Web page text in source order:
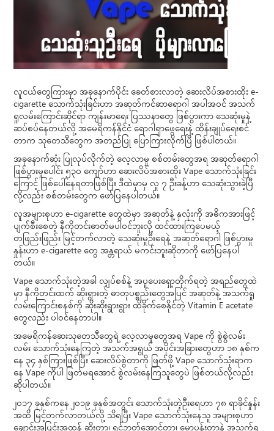
လူငယ်တွေကြားမှာ အခုနောက်ပိုင်း ခေတ်စားလာတဲ့ ဆေးလိပ်အစားထိုး e-
cigarette သောက်သုံးခြင်းဟာ အဆုတ်ကင်ဆာရောဂါ အပါအဝင် အသက်
ရှုလမ်းကြောင်းဆိုင်ရာ ကျန်းမာရေး ပြဿနာတွေ ဖြစ်ပွားကာ သေဆုံးမှုနဲ့
ဆပ်စပ်နေတယ်လို့ အမေရိကန်နိုင်ငံ ရောဂါရှာဖွေရေးနဲ့ ထိန်းချုပ်ရေးစင်
တာက သုတေသီတွေက အတည်ပြု ပြောကြားလိုက်ပြီ ဖြစ်ပါတယ်။
အခုနောက်ဆုံး ပြုလုပ်လိုက်တဲ့ လေ့လာမှု စစ်တမ်းတွေအရ အဆုတ်ရောဂါ
ဖြစ်ပွားမှုပေါင်း ၅၃၀ ကျော်ဟာ ဆေးလိပ်အစားထိုး Vape သောက်သုံးခြင်း
ကြောင့် ဖြစ်ပေါ်နေရတာဖြစ်ပြီး ဒီထဲမှာမှ လူ ၇ ဦးခန့်ဟာ သေဆုံးသွားခဲ့ပြီ
လို့လည်း စစ်တမ်းတွေက ဖော်ပြနေပါတယ်။
လူအများစုဟာ e-cigarette တွေထဲမှာ အဆုတ်နဲ့ နှလုံးကို အဓိကအားဖြင့်
ပျက်စီးစေတဲ့ နီကိုတင်းဓာတ်မပါဝင်ဘူးလို့ ထင်ထားကြပေမယ့်
တဖြည်းဖြည်း မြင့်တက်လာတဲ့ သေဆုံးမှုဦးရေနဲ့ အဆုတ်ရောဂါ ဖြစ်ပွားမှု
နှုန်းဟာ e-cigarette တွေ အန္တရာယ် မကင်းဘူးဆိုတာကို ဖော်ပြနေပါ
တယ်။
Vape သောက်သုံးတဲ့အခါ လျှပ်စစ်နဲ့ အပူပေးရှော့တိုက်ရတဲ့ အရည်တွေထဲ
မှာ နီကိုတင်းထက် ဆိုးရွားတဲ့ ဓာတုပစ္စည်းတွေအပြင် အဆုတ်နဲ့ အသက်ရှု
လမ်းကြောင်းစနစ်ကို ဆိုးဆိုးရွားရွား ထိခိုက်စေနိုင်တဲ့ Vitamin E acetate
တွေလည်း ပါဝင်နေတာပါ။
အမေရိကန်ဆေးသုတေသီတွေရဲ့ လေ့လာမှုတွေအရ Vape ကို စွဲစွဲလမ်း
လမ်း သောက်သုံးနေကြတဲ့ အသက်အရွယ် အပိုင်းအခြားတွေဟာ ၁၈ နှစ်က
နေ ၃၄ နှစ်ကြားဖြစ်ပြီး ဆေးလိပ်စွဲတာကို ဖြတ်ဖို့ Vape သောက်သုံးရာက
နေ Vape ကိုပါ ဖြတ်မရအောင် စွဲလမ်းနေကြသူတွေပဲ ဖြစ်တယ်လို့လည်း
ဆိုပါတယ်။
၂၀၁၇ ခုနှစ်ကနေ ၂၀၁၉ ခုနှစ်အတွင်း သောက်သုံးတဲ့ဦးရေဟာ ၇၈ ရာခိုင်နှုန်း
အထိ မြင့်တက်လာတယ်လို့ သိရပြီး Vape သောက်သုံးနေသူ အများစုဟာ